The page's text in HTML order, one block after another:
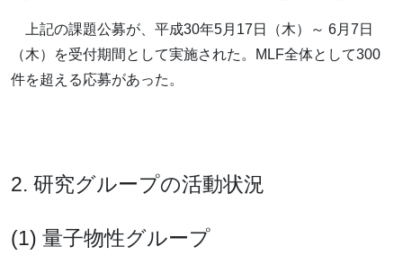
上記の課題公募が、平成30年5月17日（木）～ 6月7日
（木）を受付期間として実施された。MLF全体として300
件を超える応募があった。
2. 研究グループの活動状況
(1) 量子物性グループ